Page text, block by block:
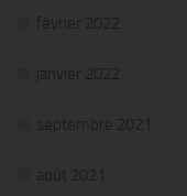
février 2022
janvier 2022
septembre 2021
août 2021